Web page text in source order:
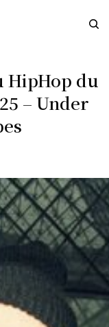
HipHop du
– Under